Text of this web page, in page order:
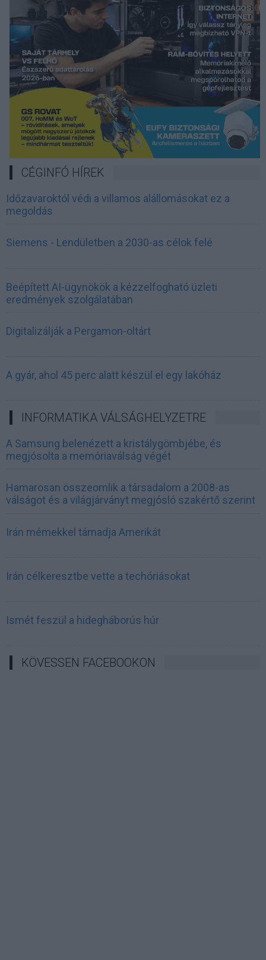
CÉGINFÓ HÍREK
Időzavaroktól védi a villamos alállomásokat ez a
megoldás
Siemens - Lendületben a 2030-as célok felé
Beépített AI-ügynökök a kézzelfogható üzleti
eredmények szolgálatában
Digitalizálják a Pergamon-oltárt
A gyár, ahol 45 perc alatt készül el egy lakóház
INFORMATIKA VÁLSÁGHELYZETRE
A Samsung belenézett a kristálygömbjébe, és
megjósolta a memóriaválság végét
Hamarosan összeomlik a társadalom a 2008-as
válságot és a világjárványt megjósló szakértő szerint
Irán mémekkel támadja Amerikát
Irán célkeresztbe vette a techóriásokat
Ismét feszül a hidegháborús húr
KÖVESSEN FACEBOOKON